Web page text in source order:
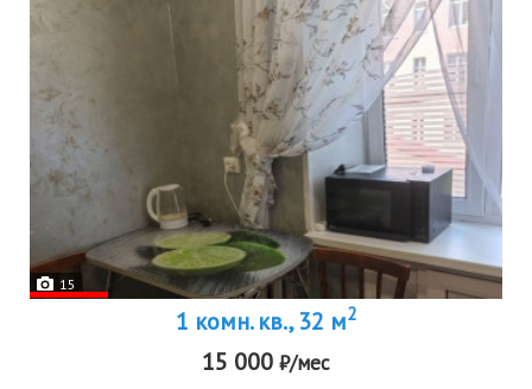
15
1 комн. кв., 32 м2
15 000 ₽/мес